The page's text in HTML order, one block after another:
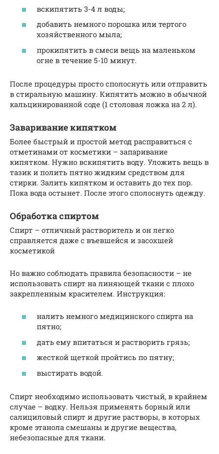
вскипятить 3-4 л воды;
добавить немного порошка или тертого
хозяйственного мыла;
прокипятить в смеси вещь на маленьком
огне в течение 5-10 минут.
После процедуры просто сполоснуть или отправить
в стиральную машину. Кипятить можно в обычной
кальцинированной соде (1 столовая ложка на 2 л).
Заваривание кипятком
Более быстрый и простой метод расправиться с
отметинами от косметики – запаривание
кипятком. Нужно вскипятить воду. Уложить вещь в
тазик и полить пятно жидким средством для
стирки. Залить кипятком и оставить до тех пор.
Пока вода остынет. После этого сполоснуть одежду.
Обработка спиртом
Спирт – отличный растворитель и он легко
справляется даже с въевшейся и засохшей
косметикой
Но важно соблюдать правила безопасности – не
использовать спирт на линяющей ткани с плохо
закрепленным красителем. Инструкция:
налить немного медицинского спирта на
пятно;
дать ему впитаться и растворить грязь;
жесткой щеткой пройтись по пятну;
выстирать водой.
Спирт необходимо использовать чистый, в крайнем
случае – водку. Нельзя применять борный или
салициловый спирт и другие растворы, в которых
кроме этанола смешаны и другие вещества,
небезопасные для ткани.